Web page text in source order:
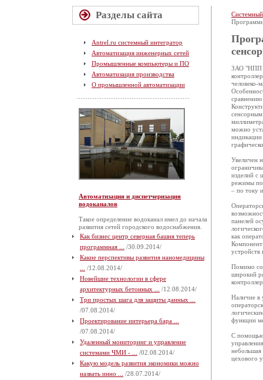
Разделы сайта
Antrel.ru системный интегратор
Автоматизация инженерных сетей
Промышленные компьютеры и ПО
Автоматизация производства
О промышленной автоматизации
Автоматизация и диспетчеризация
водоканалов
Такое определение водоканал имел до начала
развития сетей городского водоснабжения.
Как бизнес центр северная башня теперь
программная ...
/30.09.2014/
Какие перспективы развития наномедицины
/12.08.2014/
Новейшие технологии в сфере
архитектурных бетонных ...
/12.08.2014/
Три простых шага для защиты данных ...
/07.08.2014/
Проектирование интерьера бара ...
/07.08.2014/
Удаленный мониторинг и управление
системами ЧМИ - ...
/02.08.2014/
Какую модель развития экономики можно
назвать инно ...
/28.07.2014/
ЗАО "НПП
человеко-
можно
индикации
Увеличен
изделий с
режимы по
– по току
панелей
как
Компонент
устройств
Помимо
широкий
Наличие в
функции
С помощью
небольшая
цехового